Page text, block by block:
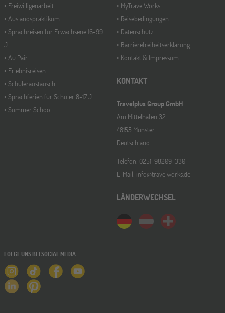
Freiwilligenarbeit
Auslandspraktikum
Sprachreisen für Erwachsene 16-99
J.
Au Pair
Erlebnisreisen
Schüleraustausch
Sprachferien für Schüler 8-17 J.
Summer School
MyTravelWorks
Reisebedingungen
Datenschutz
Barrierefreiheitserklärung
Kontakt & Impressum
KONTAKT
Travelplus Group GmbH
Am Mittelhafen 32
48155 Münster
Deutschland
Telefon: 0251-98209-330
E-Mail: info@travelworks.de
LÄNDERWECHSEL
FOLGE UNS BEI SOCIAL MEDIA